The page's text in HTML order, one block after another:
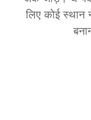
लिए कोई स्थान